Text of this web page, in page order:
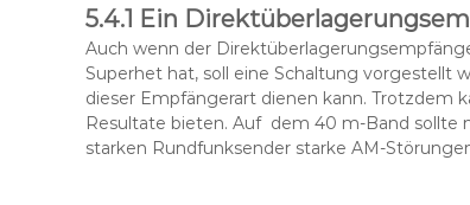
5.4.1 Ein
Auch wenn der
Superhet hat, soll eine Schaltung vorgestellt
dieser Empfängerart dienen kann. Trotzdem
Resultate bieten. Auf dem 40 m-Band sollte
starken Rundfunksender starke AM-